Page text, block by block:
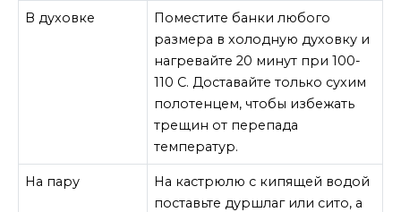
В духовке
Поместите банки любого
размера в холодную духовку и
нагревайте 20 минут при 100-
110 С. Доставайте только сухим
полотенцем, чтобы избежать
трещин от перепада
температур.
На пару
На кастрюлю с кипящей водой
поставьте дуршлаг или сито, а